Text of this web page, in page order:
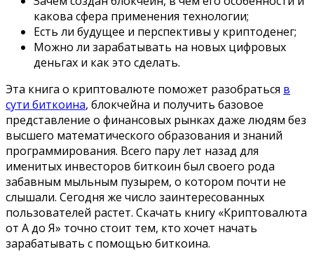
какова сфера применения технологии;
Есть ли будущее и перспективы у криптоденег;
Можно ли зарабатывать на новых цифровых
деньгах и как это сделать.
Эта книга о криптовалюте поможет разобраться в
сути биткоина, блокчейна и получить базовое
представление о финансовых рынках даже людям без
высшего математического образования и знаний
программирования. Всего пару лет назад для
именитых инвесторов биткоин был своего рода
забавным мыльным пузырем, о котором почти не
слышали. Сегодня же число заинтересованных
пользователей растет. Скачать книгу «Криптовалюта
от А до Я» точно стоит тем, кто хочет начать
зарабатывать с помощью биткоина.